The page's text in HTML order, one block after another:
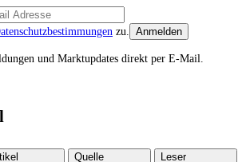
zu. Anmelden
und Marktupdates direkt per E-Mail.
Quelle Leser